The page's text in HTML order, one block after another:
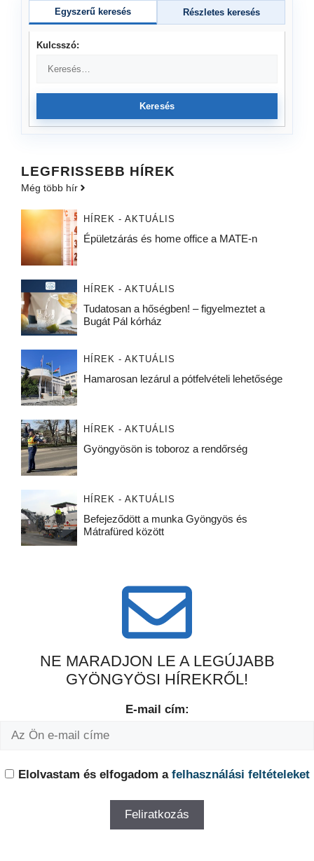
Egyszerű keresés Részletes keresés
Kulcsszó:
Keresés
LEGFRISSEBB HÍREK
Még több hír
HÍREK - AKTUÁLIS
Épületzárás és home office a MATE-n
HÍREK - AKTUÁLIS
Tudatosan a hőségben! – figyelmeztet a
Bugát Pál kórház
HÍREK - AKTUÁLIS
Hamarosan lezárul a pótfelvételi lehetősége
HÍREK - AKTUÁLIS
Gyöngyösön is toboroz a rendőrség
HÍREK - AKTUÁLIS
Befejeződött a munka Gyöngyös és
Mátrafüred között
NE MARADJON LE A LEGÚJABB
GYÖNGYÖSI HÍREKRŐL!
E-mail cím:
Elolvastam és elfogadom a felhasználási feltételeket